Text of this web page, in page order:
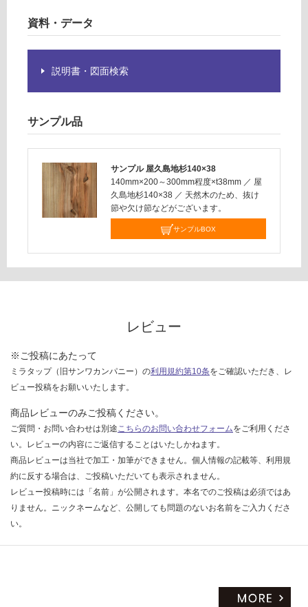
資料・データ
説明書・図面検索
サンプル品
サンプル 屋久島地杉140×38
140mm×200～300mm程度×t38mm ／ 屋
久島地杉140×38 ／ 天然木のため、抜け
節や欠け節などがございます。
サンプルBOX
レビュー
※ご投稿にあたって
ミラタップ（旧サンワカンパニー）の利用規約第10条をご確認いただき、レ
ビュー投稿をお願いいたします。
商品レビューのみご投稿ください。
ご質問・お問い合わせは別途こちらのお問い合わせフォームをご利用くださ
い。レビューの内容にご返信することはいたしかねます。
商品レビューは当社で加工・加筆ができません。個人情報の記載等、利用規
約に反する場合は、ご投稿いただいても表示されません。
レビュー投稿時には「名前」が公開されます。本名でのご投稿は必須ではあ
りません。ニックネームなど、公開しても問題のないお名前をご入力くださ
い。